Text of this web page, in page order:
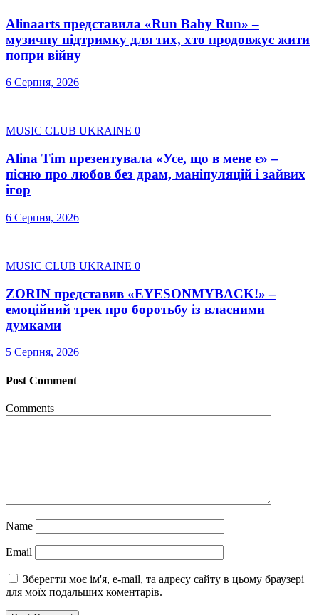
Alinaarts представила «Run Baby Run» –
музичну підтримку для тих, хто продовжує жити
попри війну
6 Серпня, 2026
MUSIC CLUB UKRAINE 0
Alina Tim презентувала «Усе, що в мене є» –
пісню про любов без драм, маніпуляцій і зайвих
ігор
6 Серпня, 2026
MUSIC CLUB UKRAINE 0
ZORIN представив «EYESONMYBACK!» –
емоційний трек про боротьбу із власними
думками
5 Серпня, 2026
Post Comment
Comments
Name
Email
Зберегти моє ім'я, e-mail, та адресу сайту в цьому браузері
для моїх подальших коментарів.